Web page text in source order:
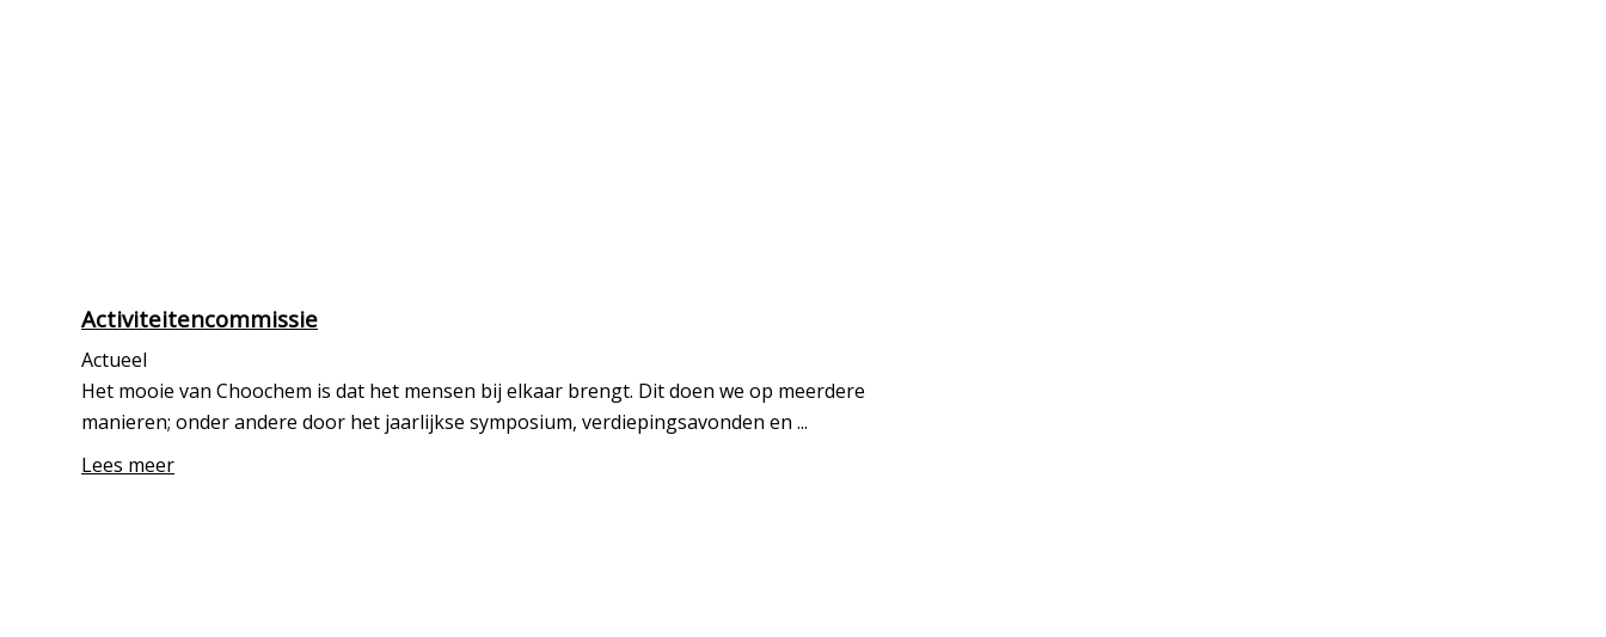
Actueel
Activiteitencommissie
Het mooie van Choochem is dat het mensen bij elkaar brengt. Dit doen we op meerdere
manieren; onder andere door het jaarlijkse symposium, verdiepingsavonden en ...
Lees meer